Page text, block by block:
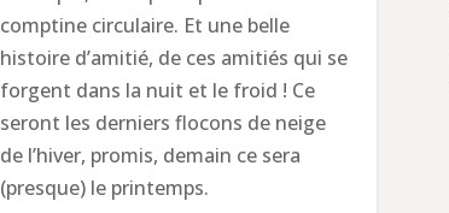
comptine circulaire. Et une belle
histoire d’amitié, de ces amitiés qui se
forgent dans la nuit et le froid ! Ce
seront les derniers flocons de neige
de l’hiver, promis, demain ce sera
(presque) le printemps.